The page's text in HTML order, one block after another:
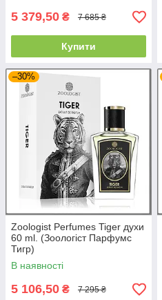
5 379,50 ₴ 7 685 ₴
Купити
–30%
Zoologist Perfumes Tiger духи
60 ml. (Зоологіст Парфумс
Тигр)
В наявності
5 106,50 ₴ 7 295 ₴